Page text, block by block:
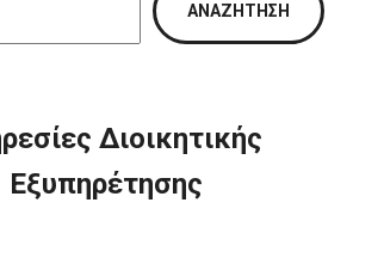
ΑΝΑΖΉΤΗΣΗ
Διοικητικής
Εξυπηρέτησης